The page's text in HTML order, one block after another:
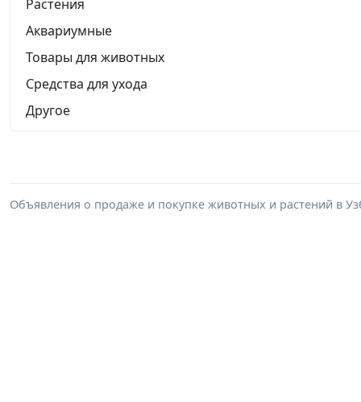
Растения
Аквариумные
Товары для животных
Средства для ухода
Другое
Объявления о продаже и покупке животных и растений в